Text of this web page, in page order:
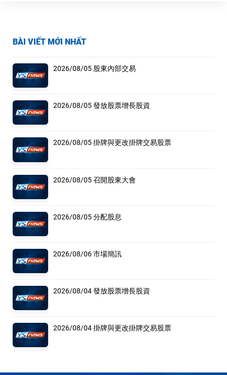
BÀI VIẾT MỚI NHẤT
2026/08/05 股東內部交易
2026/08/05 發放股票增長股資
2026/08/05 掛牌與更改掛牌交易股票
2026/08/05 召開股東大會
2026/08/05 分配股息
2026/08/06 市場簡訊
2026/08/04 發放股票增長股資
2026/08/04 掛牌與更改掛牌交易股票